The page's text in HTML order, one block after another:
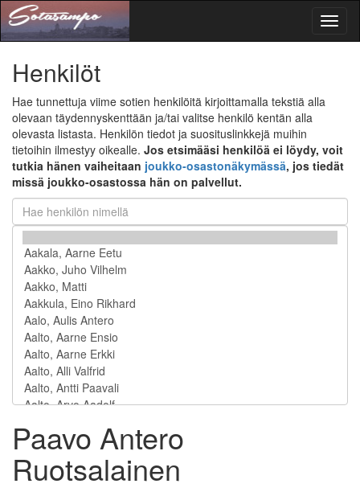
Henkilöt
Hae tunnettuja viime sotien henkilöitä kirjoittamalla tekstiä alla
olevaan täydennyskenttään ja/tai valitse henkilö kentän alla
olevasta listasta. Henkilön tiedot ja suosituslinkkejä muihin
tietoihin ilmestyy oikealle. Jos etsimääsi henkilöä ei löydy, voit
tutkia hänen vaiheitaan joukko-osastonäkymässä, jos tiedät
missä joukko-osastossa hän on palvellut.
Paavo Antero
Ruotsalainen